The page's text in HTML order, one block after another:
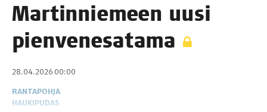
Mar­tin­nie­meen uusi
pienvenesatama
28.04.2026 00:00
RANTAPOHJA
HAUKIPUDAS